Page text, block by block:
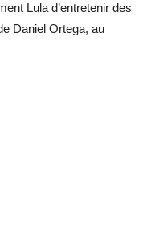
Lula d’entretenir des
Daniel Ortega, au